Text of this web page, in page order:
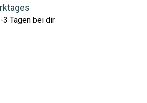
3 Tagen bei dir